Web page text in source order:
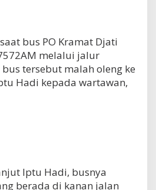
bus PO Kramat Djati
melalui jalur
tersebut malah oleng ke
Hadi kepada wartawan,
lptu Hadi, busnya
berada di kanan jalan